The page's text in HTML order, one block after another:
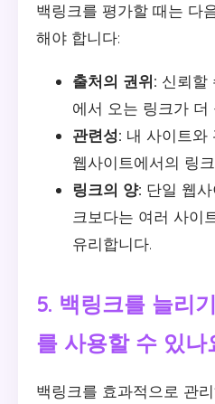
백링크를 평가할 때는 다
해야 합니다:
출처의 권위: 신뢰할
에서 오는 링크가 더
관련성: 내 사이트와
웹사이트에서의 링
링크의 양: 단일 웹
크보다는 여러 사이
유리합니다.
5. 백링크를 늘리
를 사용할 수 있나
백링크를 효과적으로 관